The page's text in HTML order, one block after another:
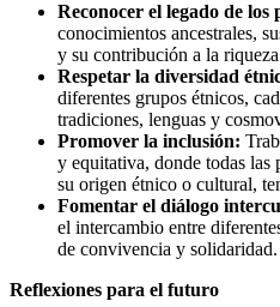
Reconocer el legado de los
conocimientos ancestrales,
y su contribución a la
Respetar la diversidad
diferentes grupos étnicos,
tradiciones, lenguas y
Promover la inclusión:
y equitativa, donde todas las
su origen étnico o cultural,
Fomentar el diálogo
el intercambio entre
de convivencia y solidaridad.
Reflexiones para el futuro